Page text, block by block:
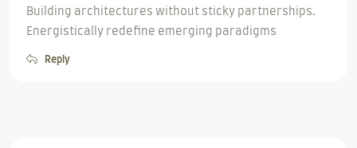
Building architectures without sticky partnerships.
Energistically redefine emerging paradigms
Reply